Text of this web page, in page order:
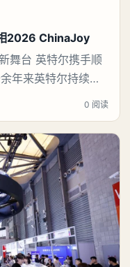
2026 ChinaJoy
携手顺
年来英特尔持续参
台、赛事合作与生
师挑战赛十周年,英
变体精灵、傲希、
0 阅读